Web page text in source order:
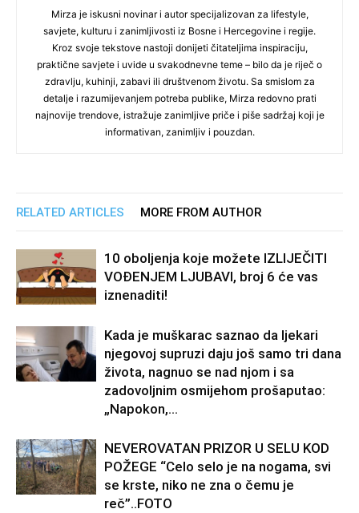
Mirza je iskusni novinar i autor specijalizovan za lifestyle,
savjete, kulturu i zanimljivosti iz Bosne i Hercegovine i regije.
Kroz svoje tekstove nastoji donijeti čitateljima inspiraciju,
praktične savjete i uvide u svakodnevne teme – bilo da je riječ o
zdravlju, kuhinji, zabavi ili društvenom životu. Sa smislom za
detalje i razumijevanjem potreba publike, Mirza redovno prati
najnovije trendove, istražuje zanimljive priče i piše sadržaj koji je
informativan, zanimljiv i pouzdan.
RELATED ARTICLES MORE FROM AUTHOR
10 oboljenja koje možete IZLIJEČITI
VOĐENJEM LJUBAVI, broj 6 će vas
iznenaditi!
Kada je muškarac saznao da ljekari
njegovoj supruzi daju još samo tri dana
života, nagnuo se nad njom i sa
zadovoljnim osmijehom prošaputao:
„Napokon,...
NEVEROVATAN PRIZOR U SELU KOD
POŽEGE “Celo selo je na nogama, svi
se krste, niko ne zna o čemu je
reč”..FOTO